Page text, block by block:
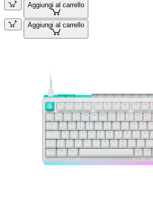
Aggiungi al carrello
Aggiungi al carrello